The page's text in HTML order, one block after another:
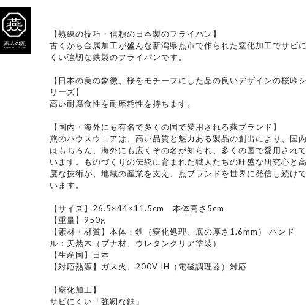
【熟練の技巧・信頼の日本製のフライパン】
古くから金属加工が盛んな新潟県燕市で作られた窒化加工でサビに
くい強靭な鉄製のフライパンです。
【日本の美の象徴、桜をモチーフにした品の良いデザインの桜吟シ
リーズ】
高い耐腐食性を耐摩耗性を持ちます。
【国内・海外にも有名で多くの国で愛用される燕ブランド】
燕のハウスウェアは、高い品質と魅力ある製品の創出により、国内
はもちろん、海外にも広くその名が知られ、多くの国で愛用されて
います。ものづくりの伝統に育まれた職人たちの旺盛な研究心と高
度な技術が、地域の産業を支え、燕ブランドを世界に発信し続けて
います。
【サイズ】26.5×44×11.5cm 本体高さ5cm
【重量】950g
【素材・材質】本体：鉄（窒化処理、底の厚さ1.6mm） ハンド
ル：天然木（ブナ材、ウレタンクリア塗装）
【生産国】日本
【対応熱源】ガス火、200V IH（電磁調理器）対応
【窒化加工】
サビにくい「強靭な鉄」